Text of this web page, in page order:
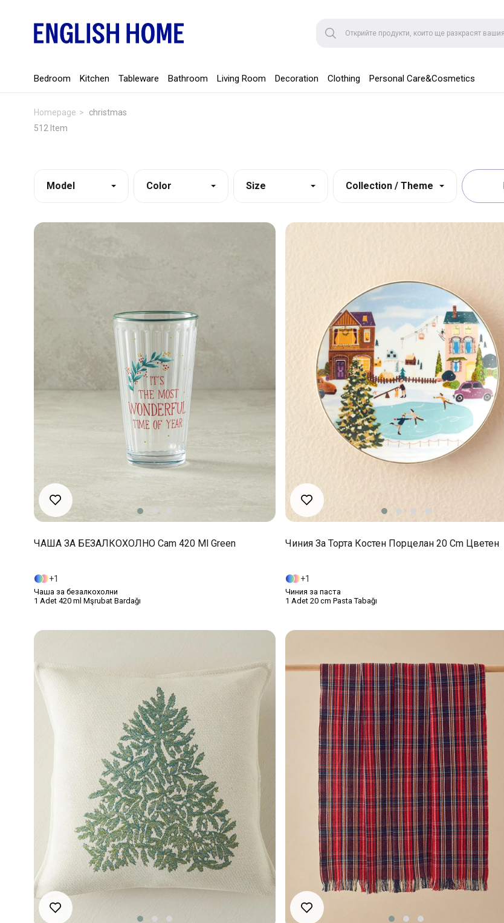
Bedroom Kitchen Tableware Bathroom Living Room Decoration Clothing Personal Care&Cosmetics
Homepage
christmas
512 Item
Model Color Size Collection / Theme
ЧАША ЗА БЕЗАЛКОХОЛНО Cam 420 Ml Green
1
Чаша за безалкохолни
1 Adet 420 ml Mşrubat Bardağı
Чиния За Торта Костен Порцелан 20 Cm Цветен
1
Чиния за паста
1 Adet 20 cm Pasta Tabağı